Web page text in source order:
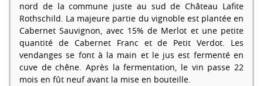
nord de la commune juste au sud de Château Lafite
Rothschild. La majeure partie du vignoble est plantée en
Cabernet Sauvignon, avec 15% de Merlot et une petite
quantité de Cabernet Franc et de Petit Verdot. Les
vendanges se font à la main et le jus est fermenté en
cuve de chêne. Après la fermentation, le vin passe 22
mois en fût neuf avant la mise en bouteille.